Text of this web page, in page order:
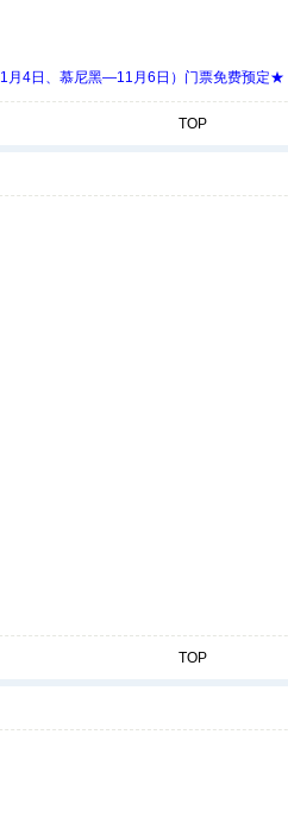
4日、慕尼黑—11月6日）门票免费预定★
TOP
TOP